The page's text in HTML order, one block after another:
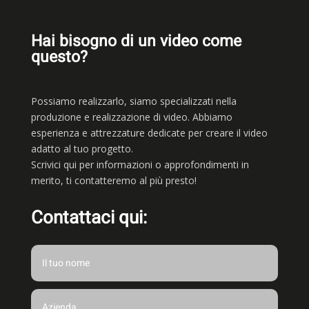
Hai bisogno di un video come
questo?
Possiamo realizzarlo, siamo specializzati nella
produzione e realizzazione di video. Abbiamo
esperienza e attrezzature dedicate per creare il video
adatto al tuo progetto.
Scrivici qui per informazioni o approfondimenti in
merito, ti contatteremo al più presto!
Contattaci qui: